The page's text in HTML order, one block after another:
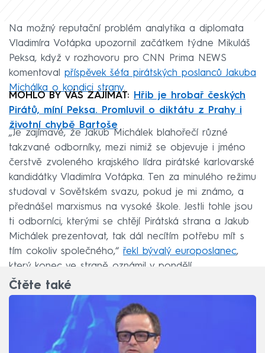
Na možný reputační problém analytika a diplomata
Vladimíra Votápka upozornil začátkem týdne Mikuláš
Peksa, když v rozhovoru pro CNN Prima NEWS
komentoval příspěvek šéfa pirátských poslanců Jakuba
Michálka o kondici strany.
MOHLO BY VÁS ZAJÍMAT: Hřib je hrobař českých
Pirátů, míní Peksa. Promluvil o diktátu z Prahy i
životní chybě Bartoše
„Je zajímavé, že Jakub Michálek blahořečí různé
takzvané odborníky, mezi nimiž se objevuje i jméno
čerstvě zvoleného krajského lídra pirátské karlovarské
kandidátky Vladimíra Votápka. Ten za minulého režimu
studoval v Sovětském svazu, pokud je mi známo, a
přednášel marxismus na vysoké škole. Jestli tohle jsou
ti odborníci, kterými se chtějí Pirátská strana a Jakub
Michálek prezentovat, tak dál necítím potřebu mít s
tím cokoliv společného,“ řekl bývalý europoslanec,
který konec ve straně oznámil v pondělí.
Čtěte také